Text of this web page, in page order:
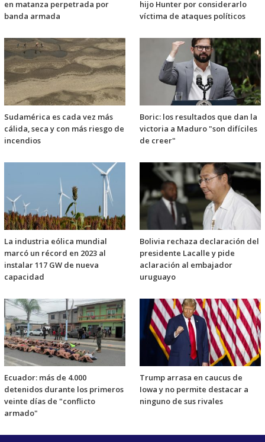
en matanza perpetrada por
banda armada
hijo Hunter por considerarlo
víctima de ataques políticos
Sudamérica es cada vez más
cálida, seca y con más riesgo de
incendios
Boric: los resultados que dan la
victoria a Maduro "son difíciles
de creer"
La industria eólica mundial
marcó un récord en 2023 al
instalar 117 GW de nueva
capacidad
Bolivia rechaza declaración del
presidente Lacalle y pide
aclaración al embajador
uruguayo
Ecuador: más de 4.000
detenidos durante los primeros
veinte días de "conflicto
armado"
Trump arrasa en caucus de
Iowa y no permite destacar a
ninguno de sus rivales